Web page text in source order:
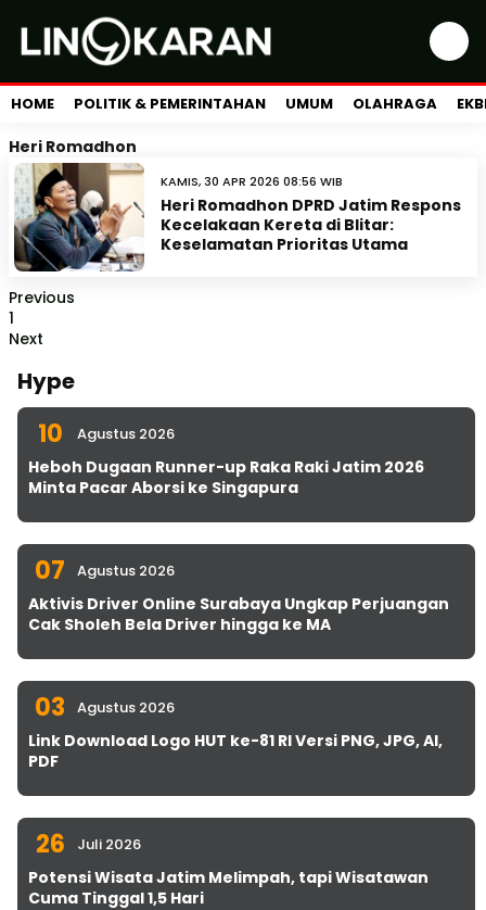
HOME POLITIK & PEMERINTAHAN UMUM OLAHRAGA
Heri Romadhon
KAMIS, 30 APR 2026 08:56 WIB
Heri Romadhon DPRD Jatim Respons
Kecelakaan Kereta di Blitar:
Keselamatan Prioritas Utama
Previous
1
Next
Hype
10 Agustus 2026
Heboh Dugaan Runner-up Raka Raki Jatim 2026
Minta Pacar Aborsi ke Singapura
07 Agustus 2026
Aktivis Driver Online Surabaya Ungkap Perjuangan
Cak Sholeh Bela Driver hingga ke MA
03 Agustus 2026
Link Download Logo HUT ke-81 RI Versi PNG, JPG, AI,
PDF
26 Juli 2026
Potensi Wisata Jatim Melimpah, tapi Wisatawan
Cuma Tinggal 1,5 Hari